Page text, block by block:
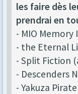
les faire dès
prendrai en
- MIO Memory
- the Eternal
- Split Fiction
- Descenders
- Yakuza